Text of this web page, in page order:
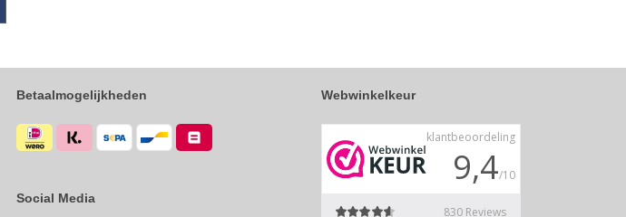
Betaalmogelijkheden
Social Media
Webwinkelkeur